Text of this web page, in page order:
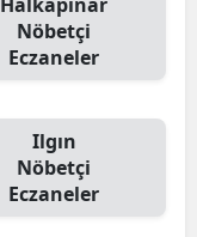
Nöbetçi
Eczaneler
Ilgın
Nöbetçi
Eczaneler